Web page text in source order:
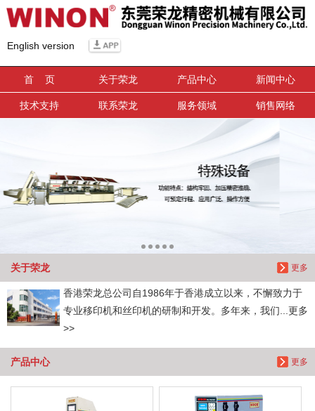
English version
首 页 关于荣龙 产品中心 新闻中心
技术支持 联系荣龙 服务领域 销售网络
更多
关于荣龙
香港荣龙总公司自1986年于香港成立以来，不懈致力于
专业移印机和丝印机的研制和开发。多年来，我们...更多
>>
更多
产品中心
信息搜索
搜索